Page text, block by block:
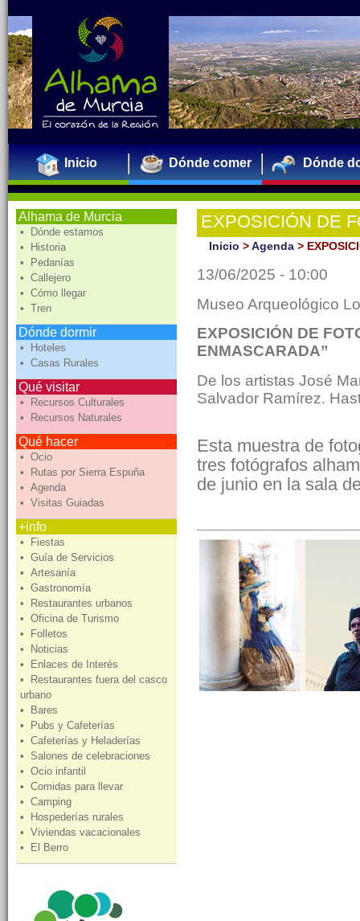
Inicio Dónde comer Dónde
Alhama de Murcia
• Dónde estamos
• Historia
• Pedanías
• Callejero
• Cómo llegar
• Tren
Dónde dormir
• Hoteles
• Casas Rurales
Qué visitar
• Recursos Culturales
• Recursos Naturales
Qué hacer
• Ocio
• Rutas por Sierra Espuña
• Agenda
• Visitas Guiadas
+info
• Fiestas
• Guía de Servicios
• Artesanía
• Gastronomía
• Restaurantes urbanos
• Oficina de Turismo
• Folletos
• Noticias
• Enlaces de Interés
• Restaurantes fuera del casco
urbano
• Bares
• Pubs y Cafeterías
• Cafeterías y Heladerías
• Salones de celebraciones
• Ocio infantil
• Comidas para llevar
• Camping
• Hospederías rurales
• Viviendas vacacionales
• El Berro
EXPOSICIÓN DE
ENMASCARADA”
Inicio >Agenda >
13/06/2025 - 10:00
Museo Arqueológico
EXPOSICIÓN DE
ENMASCARADA”
De los artistas José
Salvador Ramírez.
Esta muestra de
tres fotógrafos
de junio en la sala